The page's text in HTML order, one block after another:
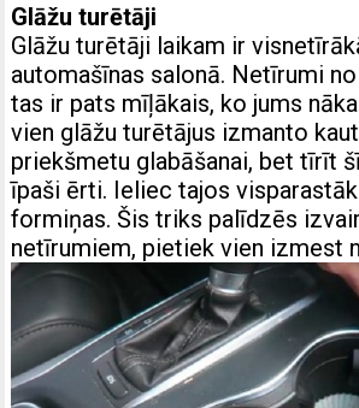
Glāžu turētāji
Glāžu turētāji laikam ir
automašīnas salonā. Netīrumi
tas ir pats mīļākais, ko jums
vien glāžu turētājus izmanto
priekšmetu glabāšanai, bet tīrīt
īpaši ērti. Ieliec tajos
formiņas. Šis triks palīdzēs
netīrumiem, pietiek vien izmest